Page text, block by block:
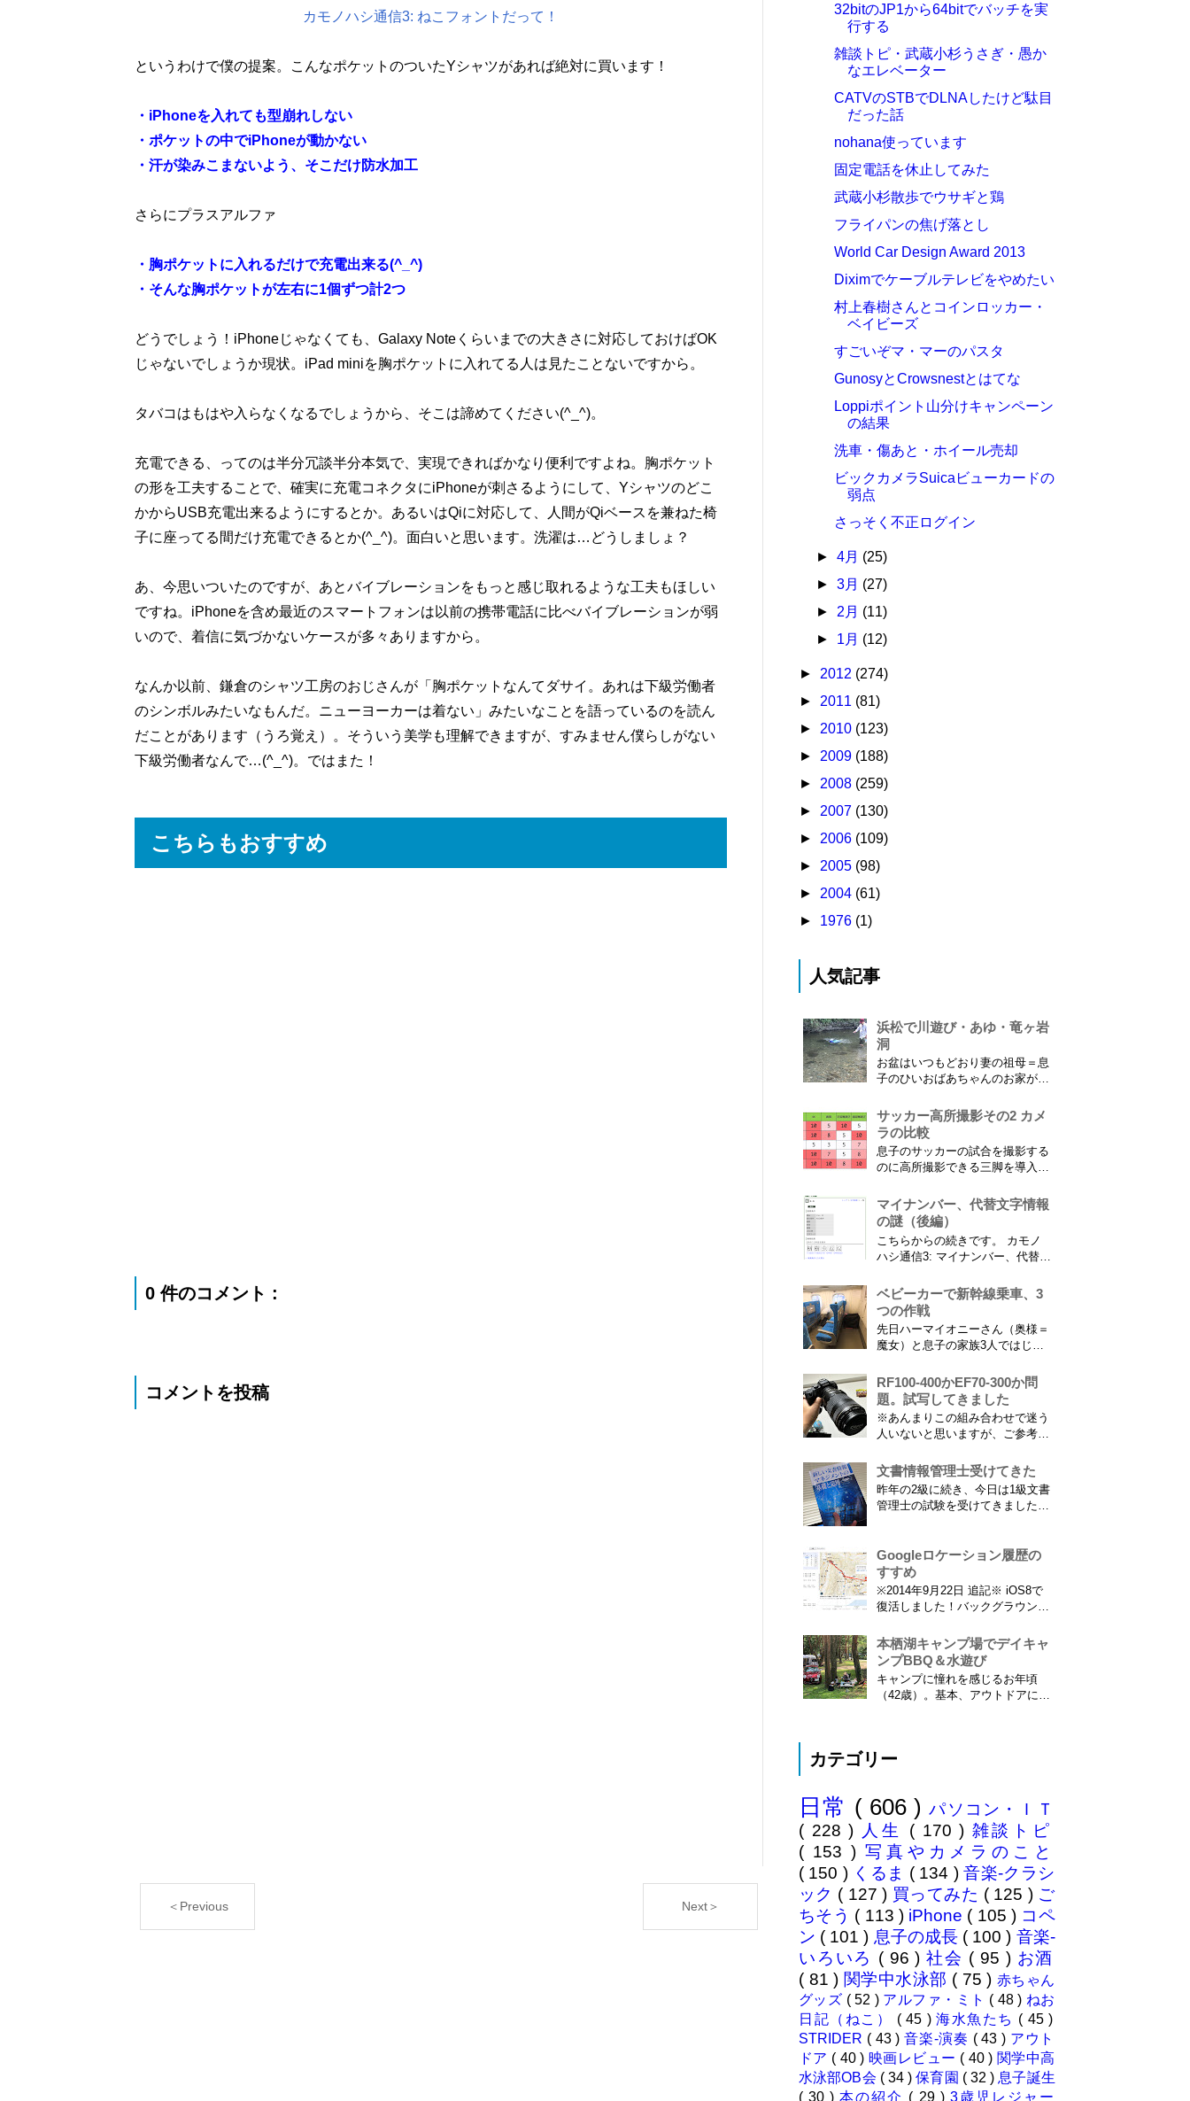
カモノハシ通信3: ねこフォントだって！
というわけで僕の提案。こんなポケットのついたYシャツがあれば絶対に買います！
・iPhoneを入れても型崩れしない
・ポケットの中でiPhoneが動かない
・汗が染みこまないよう、そこだけ防水加工
さらにプラスアルファ
・胸ポケットに入れるだけで充電出来る(^_^)
・そんな胸ポケットが左右に1個ずつ計2つ
どうでしょう！iPhoneじゃなくても、Galaxy Noteくらいまでの大きさに対応しておけばOK
じゃないでしょうか現状。iPad miniを胸ポケットに入れてる人は見たことないですから。
タバコはもはや入らなくなるでしょうから、そこは諦めてください(^_^)。
充電できる、ってのは半分冗談半分本気で、実現できればかなり便利ですよね。胸ポケット
の形を工夫することで、確実に充電コネクタにiPhoneが刺さるようにして、Yシャツのどこ
かからUSB充電出来るようにするとか。あるいはQiに対応して、人間がQiベースを兼ねた椅
子に座ってる間だけ充電できるとか(^_^)。面白いと思います。洗濯は…どうしましょ？
あ、今思いついたのですが、あとバイブレーションをもっと感じ取れるような工夫もほしい
ですね。iPhoneを含め最近のスマートフォンは以前の携帯電話に比べバイブレーションが弱
いので、着信に気づかないケースが多々ありますから。
なんか以前、鎌倉のシャツ工房のおじさんが「胸ポケットなんてダサイ。あれは下級労働者
のシンボルみたいなもんだ。ニューヨーカーは着ない」みたいなことを語っているのを読ん
だことがあります（うろ覚え）。そういう美学も理解できますが、すみません僕らしがない
下級労働者なんで…(^_^)。ではまた！
こちらもおすすめ
0 件のコメント :
コメントを投稿
＜Previous Next＞
32bitのJP1から64bitでバッチを実
行する
雑談トピ・武蔵小杉うさぎ・愚か
なエレベーター
CATVのSTBでDLNAしたけど駄目
だった話
nohana使っています
固定電話を休止してみた
武蔵小杉散歩でウサギと鶏
フライパンの焦げ落とし
World Car Design Award 2013
Diximでケーブルテレビをやめたい
村上春樹さんとコインロッカー・
ベイビーズ
すごいぞマ・マーのパスタ
GunosyとCrowsnestとはてな
Loppiポイント山分けキャンペーン
の結果
洗車・傷あと・ホイール売却
ビックカメラSuicaビューカードの
弱点
さっそく不正ログイン
►4月 (25)
►3月 (27)
► 2月 (11)
► 1月 (12)
► 2012 (274)
► 2011 (81)
► 2010 (123)
► 2009 (188)
► 2008 (259)
► 2007 (130)
► 2006 (109)
► 2005 (98)
► 2004 (61)
► 1976 (1)
人気記事
浜松で川遊び・あゆ・竜ヶ岩
洞
お盆はいつもどおり妻の祖母＝息
子のひいおばあちゃんのお家があ
ばあちゃんがご健在なのはとって
もありがたいことです。 5歳vs88
歳 ひいおばあちゃんとの対決！
カモノハシ通信3 神宮寺川で水遊
び、下の方に動画も付けてます
サッカー高所撮影その2 カメ
ラの比較
息子のサッカーの試合を撮影する
のに高所撮影できる三脚を導入し
さからフィールド全体（少年用な
ので大人用の半分の大きさです）
を撮影できればカメラを放置して
の撮影ができますし、選手のポジ
ショニングを俯瞰で見てあとから
問題...
マイナンバー、代替文字情報
の謎（後編）
こちらからの続きです。 カモノ
ハシ通信3: マイナンバー、代替文
供の名前に使える漢字には制限が
あります。たまに使える漢字が増
えたり減ったりしてニュースにな
ってますよね。（2015年１月には
「巫」の字が人名漢字に追加され
ベビーカーで新幹線乗車、3
つの作戦
先日ハーマイオニーさん（奥様＝
魔女）と息子の家族3人ではじめ
た。息子はまだ8ヶ月なので基本
ヒザの上なのですが、問題はベビ
ーカーをどうするか。色々事前に
調べたことと、実際に乗ってわか
ったことをご報告いたします！ ※
ので...
RF100-400かEF70-300か問
題。試写してきました
※あんまりこの組み合わせで迷う
人いないと思いますが、ご参考に
とにご注意ください。 息子がサ
ッカーを始めたことで望遠レンズ
をつけての撮影機会がまた増えて
きました。使っているのは EF70-
文書情報管理士受けてきた
昨年の2級に続き、今日は1級文書
管理士の試験を受けてきました。
かしい…。 ※後日追記※ 無事合
格してました。しかも成績が上位
3名以内？とかで表彰してもらい
ました\( ˆoˆ )/ 文書の取り扱いや
Googleロケーション履歴の
すすめ
※2014年9月22日 追記※ iOS8で
復活しました！バックグラウンド
iPhone 6 Plusで確認しました。
カモノハシ通信3: Googleロケー
ション履歴がiOS8で復活！
※2013年11月8日 追記※ 残念な
こ...
本栖湖キャンプ場でデイキャ
ンプBBQ＆水遊び
キャンプに憧れを感じるお年頃
（42歳）。基本、アウトドアには
プからはじめてみることに。ハー
ってきました、場所は 本栖湖キ
ャンプ場 ...
カテゴリー
日常 ( 606 )パソコン・ＩＴ
( 228 ) 人生 ( 170 ) 雑談トピ
( 153 ) 写真やカメラのこと
( 150 ) くるま ( 134 )音楽-クラシ
ック ( 127 ) 買ってみた ( 125 ) ご
ちそう ( 113 ) iPhone ( 105 ) コペ
ン ( 101 ) 息子の成長 ( 100 ) 音楽-
いろいろ ( 96 )社会 ( 95 ) お酒
( 81 ) 関学中水泳部 ( 75 ) 赤ちゃん
グッズ ( 52 ) アルファ・ミト ( 48 ) ねお
日記（ねこ） ( 45 ) 海水魚たち ( 45 )
STRIDER ( 43 )音楽-演奏 ( 43 ) アウト
ドア ( 40 ) 映画レビュー ( 40 ) 関学中高
水泳部OB会 ( 34 )保育園 ( 32 ) 息子誕生
( 30 )本の紹介 ( 29 ) 3歳児レジャー